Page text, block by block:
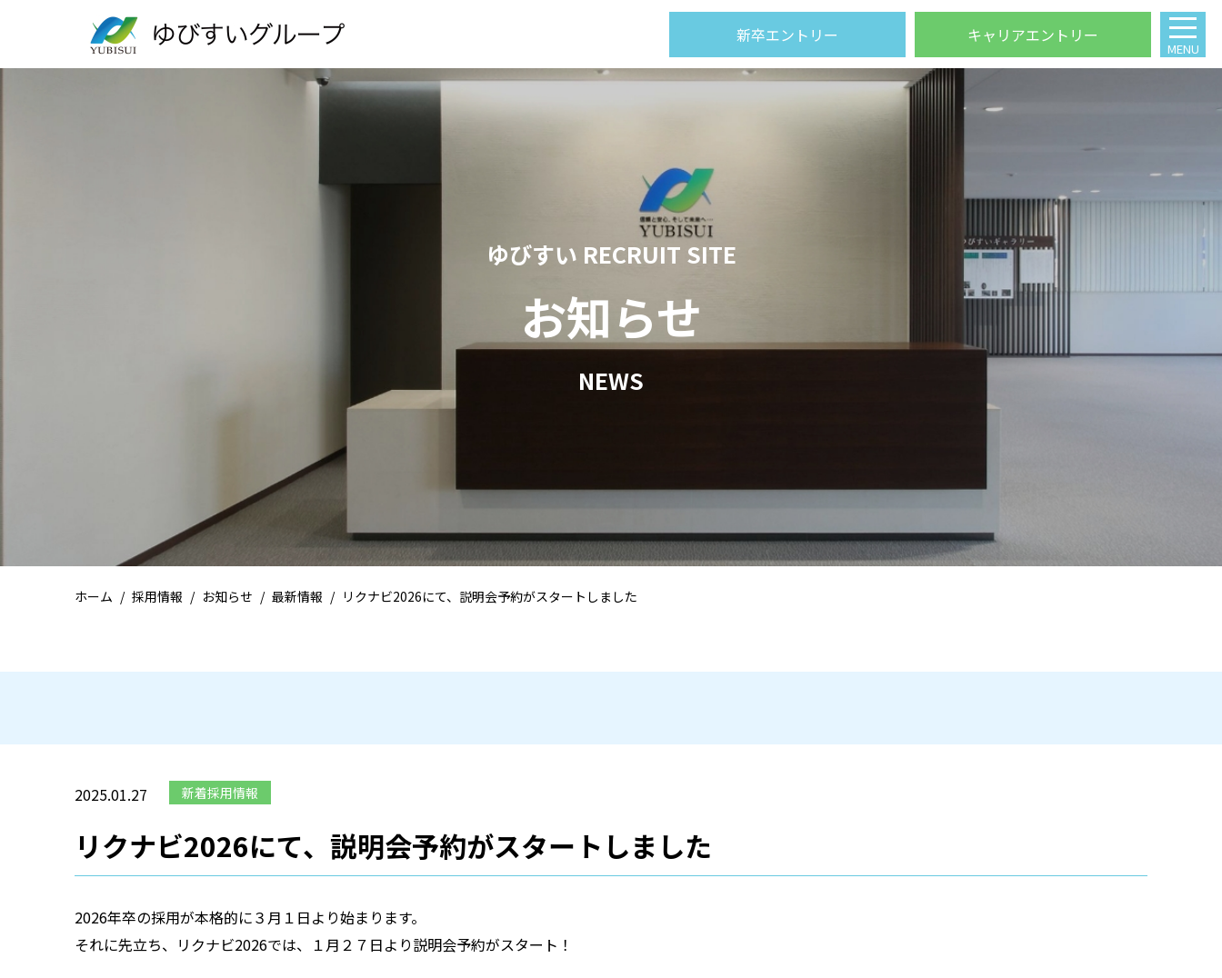
新卒エントリー キャリアエントリー
MENU
ゆびすい RECRUIT SITE
お知らせ
NEWS
ホーム 採用情報 お知らせ 最新情報 リクナビ2026にて、説明会予約がスタートしました
2025.01.27 新着採用情報
リクナビ2026にて、説明会予約がスタートしました
2026年卒の採用が本格的に３月１日より始まります。
それに先立ち、リクナビ2026では、１月２７日より説明会予約がスタート！